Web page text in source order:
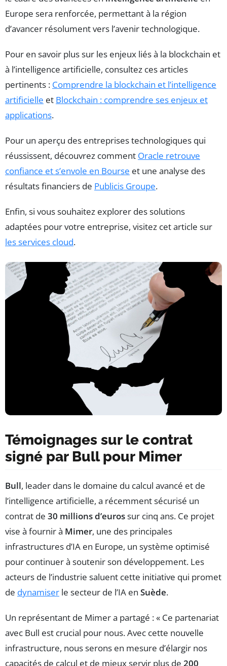
Europe sera renforcée, permettant à la région
d’avancer résolument vers l’avenir technologique.
Pour en savoir plus sur les enjeux liés à la blockchain et
à l’intelligence artificielle, consultez ces articles
pertinents : Comprendre la blockchain et l’intelligence
artificielle et Blockchain : comprendre ses enjeux et
applications.
Pour un aperçu des entreprises technologiques qui
réussissent, découvrez comment Oracle retrouve
confiance et s’envole en Bourse et une analyse des
résultats financiers de Publicis Groupe.
Enfin, si vous souhaitez explorer des solutions
adaptées pour votre entreprise, visitez cet article sur
les services cloud.
Témoignages sur le contrat
signé par Bull pour Mimer
Bull, leader dans le domaine du calcul avancé et de
l’intelligence artificielle, a récemment sécurisé un
contrat de 30 millions d’eurossur cinq ans. Ce projet
vise à fournir à Mimer, une des principales
infrastructures d’IA en Europe, un système optimisé
pour continuer à soutenir son développement. Les
acteurs de l’industrie saluent cette initiative qui promet
de dynamiser le secteur de l’IA en Suède.
Un représentant de Mimer a partagé : « Ce partenariat
avec Bull est crucial pour nous. Avec cette nouvelle
infrastructure, nous serons en mesure d’élargir nos
capacités de calcul et de mieux servir plus de 200